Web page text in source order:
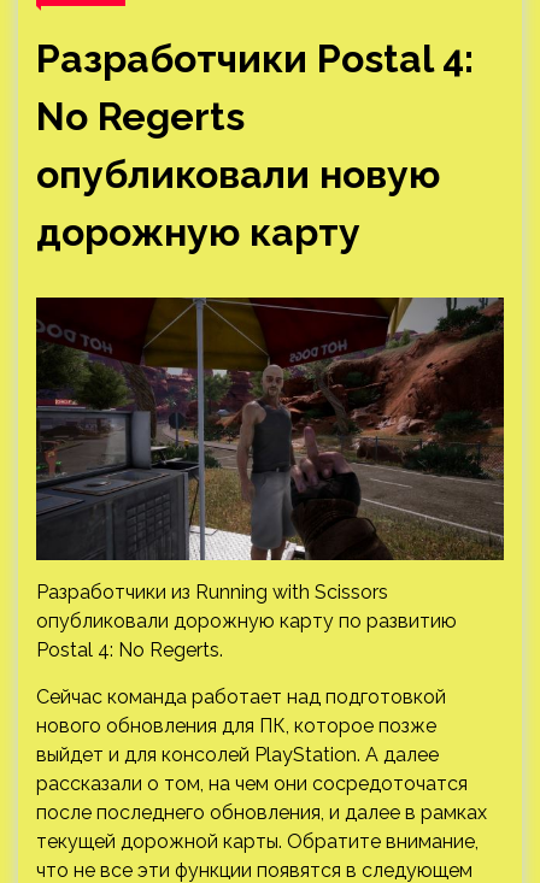
Разработчики Postal 4:
No Regerts
опубликовали новую
дорожную карту
Разработчики из Running with Scissors
опубликовали дорожную карту по развитию
Postal 4: No Regerts.
Сейчас команда работает над подготовкой
нового обновления для ПК, которое позже
выйдет и для консолей PlayStation. А далее
рассказали о том, на чем они сосредоточатся
после последнего обновления, и далее в рамках
текущей дорожной карты. Обратите внимание,
что не все эти функции появятся в следующем